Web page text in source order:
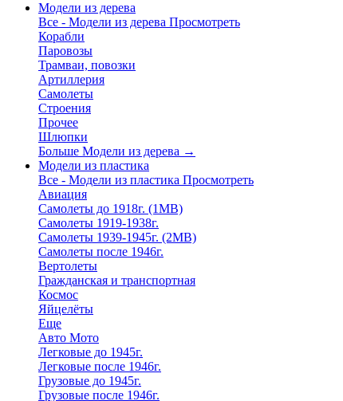
Модели из дерева
Все - Модели из дерева Просмотреть
Корабли
Паровозы
Трамваи, повозки
Артиллерия
Самолеты
Строения
Прочее
Шлюпки
Больше Модели из дерева →
Модели из пластика
Все - Модели из пластика Просмотреть
Авиация
Самолеты до 1918г. (1МВ)
Самолеты 1919-1938г.
Самолеты 1939-1945г. (2МВ)
Самолеты после 1946г.
Вертолеты
Гражданская и транспортная
Космос
Яйцелёты
Еще
Авто Мото
Легковые до 1945г.
Легковые после 1946г.
Грузовые до 1945г.
Грузовые после 1946г.